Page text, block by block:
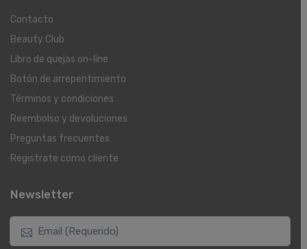
Contacto
Beauty Club
Libro de quejas on-line
Botón de arrepentimiento
Términos y condiciones
Reembolso y devoluciones
Preguntas frecuentes
Registrate como cliente
Newsletter